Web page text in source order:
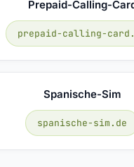
Prepaid-Calling-
prepaid-calling-
Spanische-Sim
spanische-sim.de